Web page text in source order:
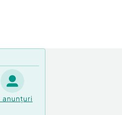
anunțuri